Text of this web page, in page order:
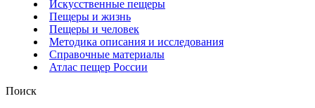
Искусственные пещеры
Пещеры и жизнь
Пещеры и человек
Методика описания и исследования
Справочные материалы
Атлас пещер России
Поиск